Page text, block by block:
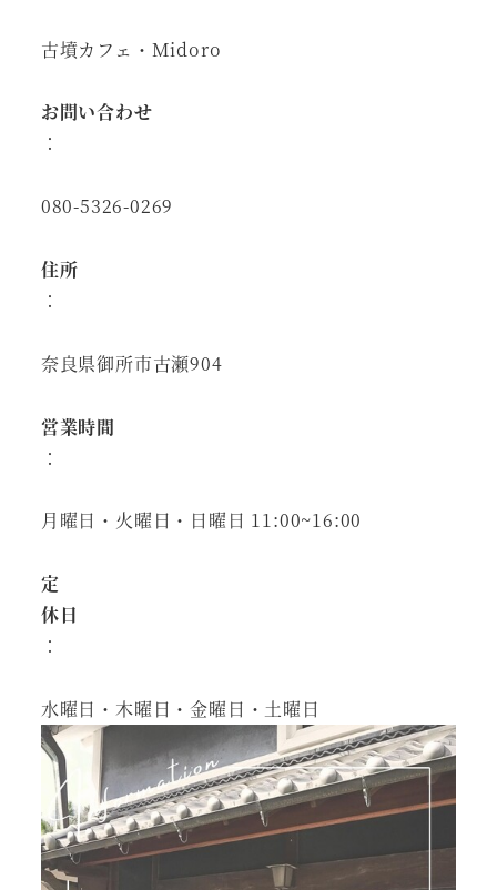
古墳カフェ・Midoro
お問い合わせ
：
080-5326-0269
住所
：
奈良県御所市古瀬904
営業時間
：
月曜日・火曜日・日曜日 11:00~16:00
定
休日
：
水曜日・木曜日・金曜日・土曜日